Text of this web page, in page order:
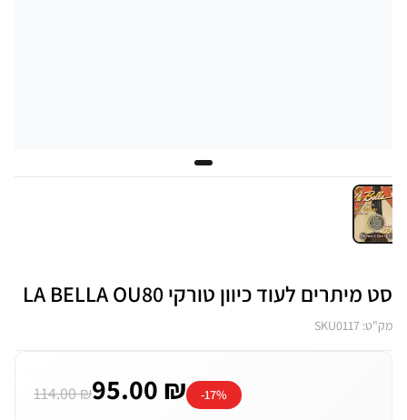
סט מיתרים לעוד כיוון טורקי LA BELLA OU80
מק"ט: SKU0117
114.00 ₪95.00 ₪ -17%